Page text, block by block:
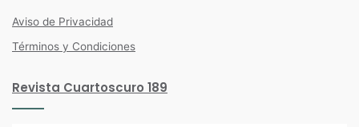
Aviso de Privacidad
Términos y Condiciones
Revista Cuartoscuro 189